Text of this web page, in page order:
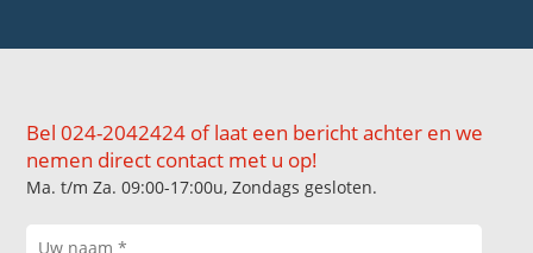
Bel 024-2042424 of laat een bericht achter en we
nemen direct contact met u op!
Ma. t/m Za. 09:00-17:00u, Zondags gesloten.